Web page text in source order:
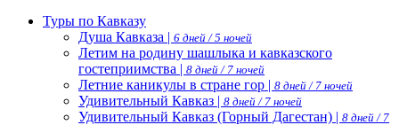
Туры по Кавказу
Душа Кавказа | 6 дней / 5 ночей
Летим на родину шашлыка и кавказского
гостеприимства | 8 дней / 7 ночей
Летние каникулы в стране гор | 8 дней / 7 ночей
Удивительный Кавказ | 8 дней / 7 ночей
Удивительный Кавказ (Горный Дагестан) | 8 дней / 7